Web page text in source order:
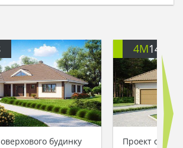
буде вічно актуальний і так
вона, - з роками він не буде
гарним, він стане ще
будинку
4M142
Проект